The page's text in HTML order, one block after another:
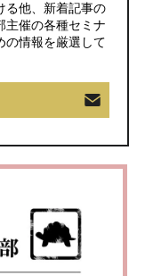
る他、新着記事の
主催の各種セミナ
の情報を厳選して